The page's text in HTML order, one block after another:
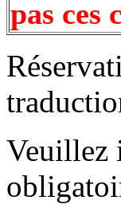
pas ces
Veuillez